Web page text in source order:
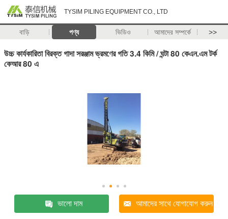
TYSIM PILING EQUIPMENT CO., LTD
বাড়ি পণ্য ভিডিও আমাদের সম্পর্কে >>
উচ্চ কার্যকারিতা বিরক্ত গাদা সরঞ্জাম ভ্রমণের গতি 3.4 কিমি / ঘন্টা 80 কেএন.এম টর্ক
কেআর 80 এ
ভালো দাম আমাদের সাথে যোগাযোগ করুন